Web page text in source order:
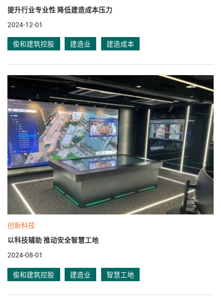
提升行业专业性 降低建造成本压力
2024-12-01
俊和建筑控股 建造业 建造成本
创新科技
以科技辅助 推动安全智慧工地
2024-08-01
俊和建筑控股 建造业 智慧工地